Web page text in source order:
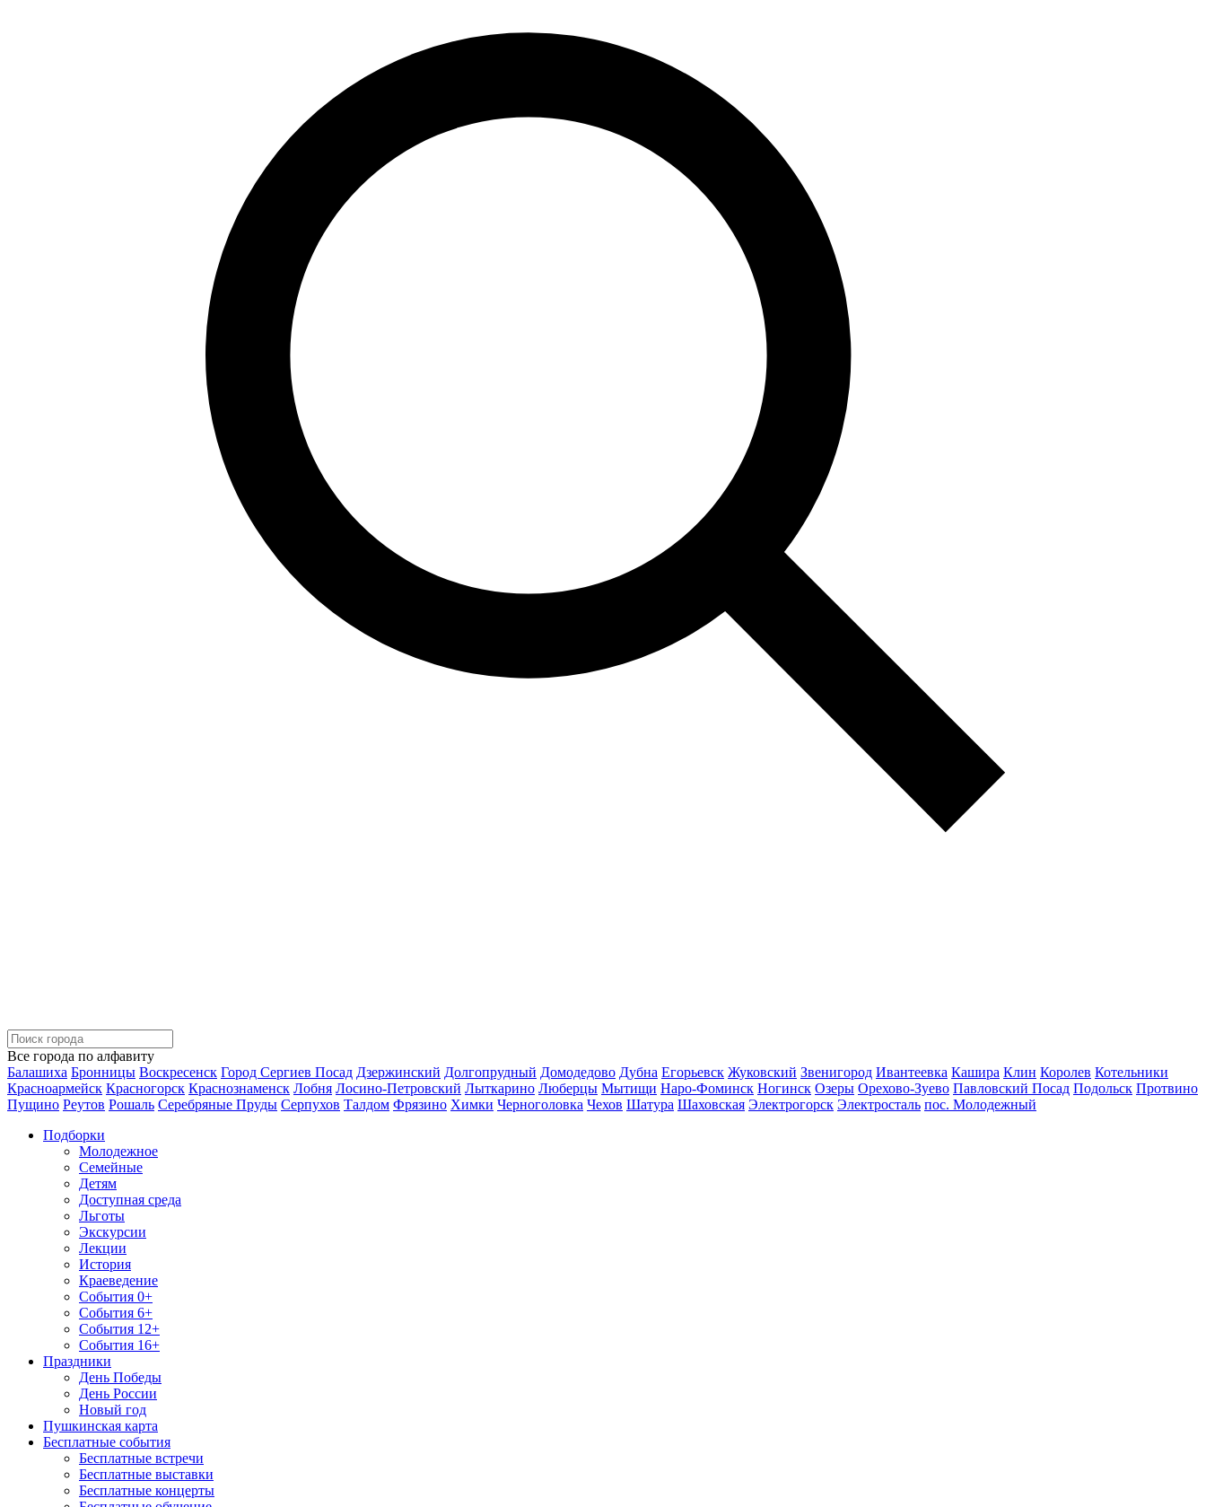
Все города по алфавиту
Балашиха Бронницы Воскресенск Город Сергиев Посад Дзержинский Долгопрудный Домодедово Дубна Егорьевск Жуковский Звенигород Ивантеевка Кашира Клин Королев Котельники
Красноармейск Красногорск Краснознаменск Лобня Лосино-Петровский Лыткарино Люберцы Мытищи Наро-Фоминск Ногинск Озеры Орехово-Зуево Павловский Посад Подольск Протвино
Пущино Реутов Рошаль Серебряные Пруды Серпухов Талдом Фрязино Химки Черноголовка Чехов Шатура Шаховская Электрогорск Электросталь пос. Молодежный
Подборки
Молодежное
Семейные
Детям
Доступная среда
Льготы
Экскурсии
Лекции
История
Краеведение
События 0+
События 6+
События 12+
События 16+
Праздники
День Победы
День России
Новый год
Пушкинская карта
Бесплатные события
Бесплатные встречи
Бесплатные выставки
Бесплатные концерты